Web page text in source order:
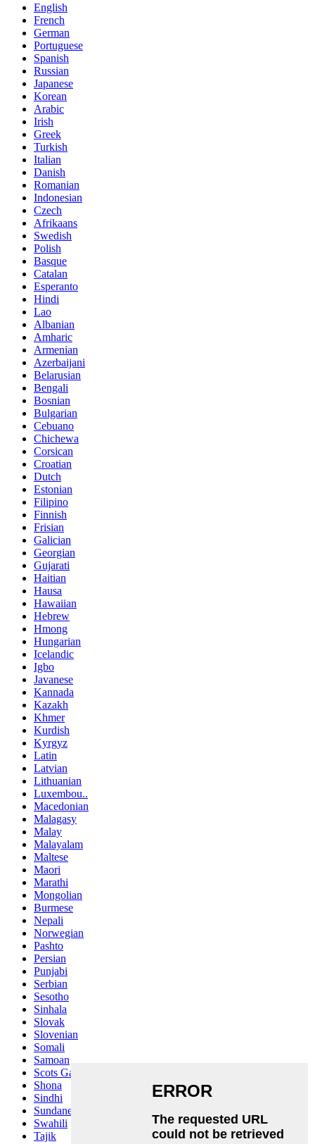
English
French
German
Portuguese
Spanish
Russian
Japanese
Korean
Arabic
Irish
Greek
Turkish
Italian
Danish
Romanian
Indonesian
Czech
Afrikaans
Swedish
Polish
Basque
Catalan
Esperanto
Hindi
Lao
Albanian
Amharic
Armenian
Azerbaijani
Belarusian
Bengali
Bosnian
Bulgarian
Cebuano
Chichewa
Corsican
Croatian
Dutch
Estonian
Filipino
Finnish
Frisian
Galician
Georgian
Gujarati
Haitian
Hausa
Hawaiian
Hebrew
Hmong
Hungarian
Icelandic
Igbo
Javanese
Kannada
Kazakh
Khmer
Kurdish
Kyrgyz
Latin
Latvian
Lithuanian
Luxembou..
Macedonian
Malagasy
Malay
Malayalam
Maltese
Maori
Marathi
Mongolian
Burmese
Nepali
Norwegian
Pashto
Persian
Punjabi
Serbian
Sesotho
Sinhala
Slovak
Slovenian
Somali
Samoan
Scots Gaelic
Shona
Sindhi
Sundanese
Swahili
Tajik